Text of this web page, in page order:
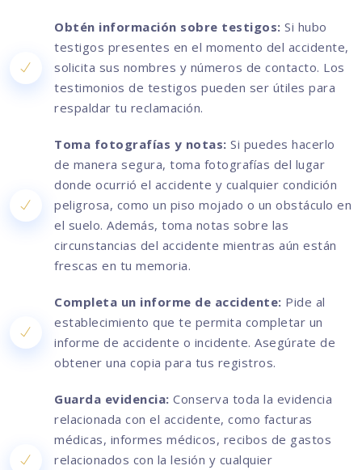
Obtén información sobre testigos: Si hubo
testigos presentes en el momento del accidente,
solicita sus nombres y números de contacto. Los
testimonios de testigos pueden ser útiles para
respaldar tu reclamación.
Toma fotografías y notas: Si puedes hacerlo
de manera segura, toma fotografías del lugar
donde ocurrió el accidente y cualquier condición
peligrosa, como un piso mojado o un obstáculo en
el suelo. Además, toma notas sobre las
circunstancias del accidente mientras aún están
frescas en tu memoria.
Completa un informe de accidente: Pide al
establecimiento que te permita completar un
informe de accidente o incidente. Asegúrate de
obtener una copia para tus registros.
Guarda evidencia: Conserva toda la evidencia
relacionada con el accidente, como facturas
médicas, informes médicos, recibos de gastos
relacionados con la lesión y cualquier